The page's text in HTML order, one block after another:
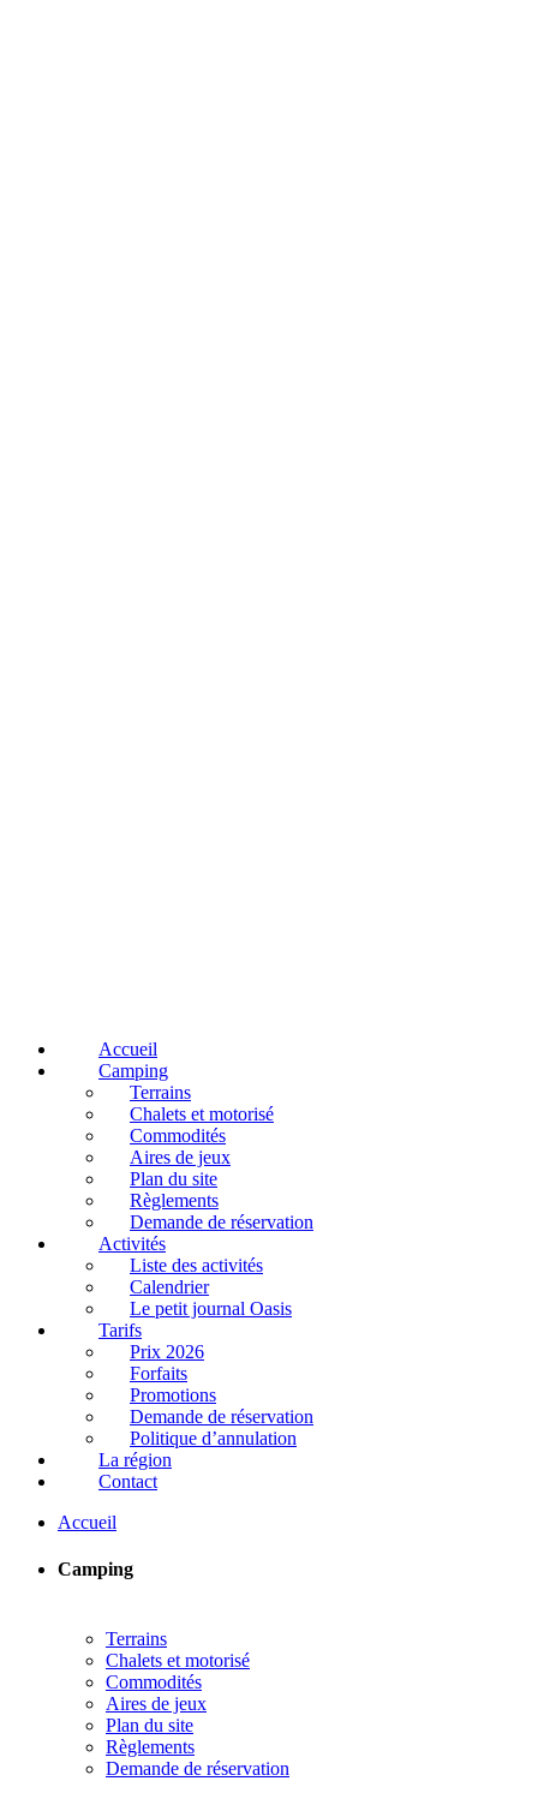
Accueil
Camping
Terrains
Chalets et motorisé
Commodités
Aires de jeux
Plan du site
Règlements
Demande de réservation
Activités
Liste des activités
Calendrier
Le petit journal Oasis
Tarifs
Prix 2026
Forfaits
Promotions
Demande de réservation
Politique d’annulation
La région
Contact
Accueil
Camping
Terrains
Chalets et motorisé
Commodités
Aires de jeux
Plan du site
Règlements
Demande de réservation